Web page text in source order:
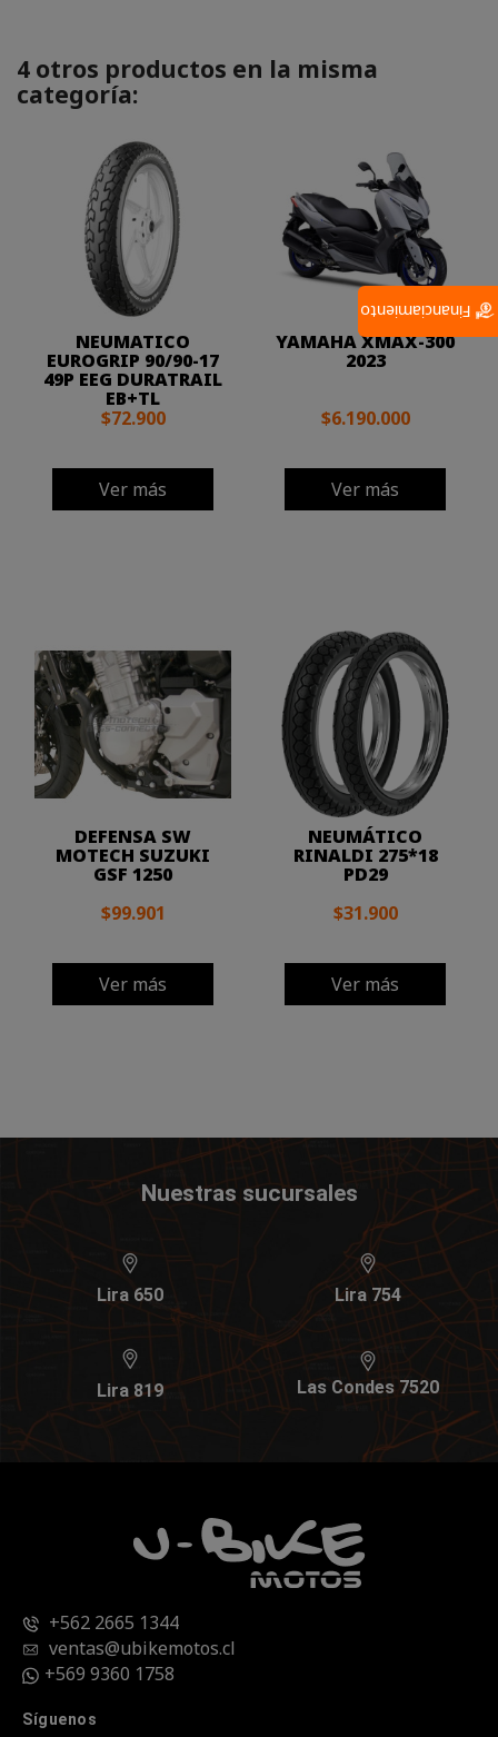
4 otros productos en la misma
categoría:
NEUMATICO
EUROGRIP 90/90-17
49P EEG DURATRAIL
EB+TL
$72.900
Ver más
YAMAHA XMAX-300
2023
$6.190.000
Ver más
DEFENSA SW
MOTECH SUZUKI
GSF 1250
$99.901
Ver más
NEUMÁTICO
RINALDI 275*18
PD29
$31.900
Ver más
Nuestras sucursales
Lira 650 Lira 754
Lira 819 Las Condes 7520
+562 2665 1344
ventas@ubikemotos.cl
+569 9360 1758
Síguenos
Financiamiento